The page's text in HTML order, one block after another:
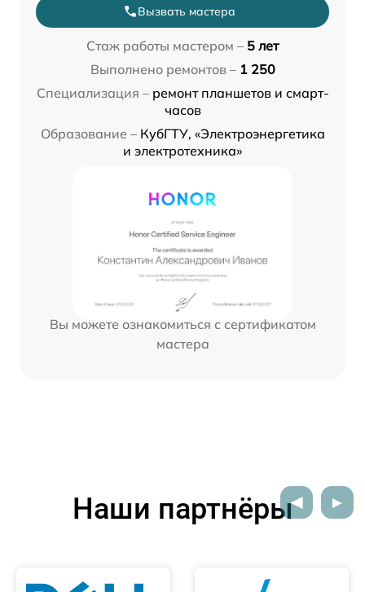
Вызвать мастера
Стаж работы мастером – 5 лет
Выполнено ремонтов – 1 250
Специализация – ремонт планшетов и смарт-
часов
Образование – КубГТУ, «Электроэнергетика
и электротехника»
Вы можете ознакомиться с сертификатом
мастера
Наши партнёры